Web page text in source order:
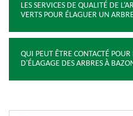
LES SERVICES DE QUALITÉ DE
VERTS POUR ÉLAGUER UN
QUI PEUT ÊTRE CONTACTÉ POUR
D'ÉLAGAGE DES ARBRES À